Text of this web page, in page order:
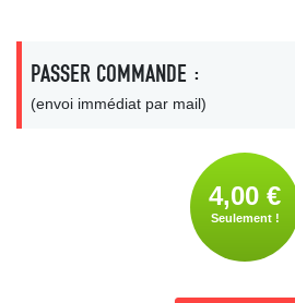
PASSER COMMANDE :
(envoi immédiat par mail)
4,00 €
Seulement !